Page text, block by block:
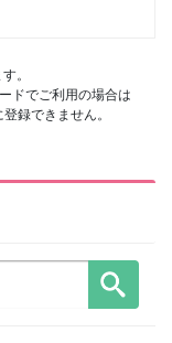
。
ドでご利用の場合は
録できません。